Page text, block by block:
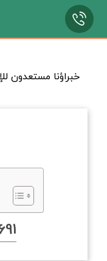
خبراؤنا مستعدون
021